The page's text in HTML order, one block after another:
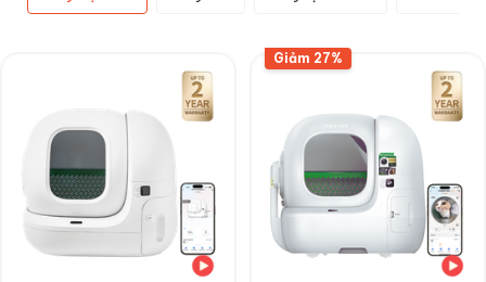
Giảm 27%